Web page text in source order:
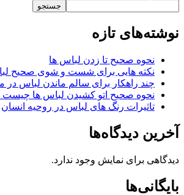
جستجو
نوشته‌های تازه
نحوه صحیح تا زدن لباس ها
نکته هایی برای شست و شوی صحیح
چند راهکار برای سالم ماندن لباس در
نحوه صحیح اتو کشیدن لباس ها چیست
تاثیرات رنگ های لباس در روحیه انسان
آخرین دیدگاه‌ها
دیدگاهی برای نمایش وجود ندارد.
بایگانی‌ها